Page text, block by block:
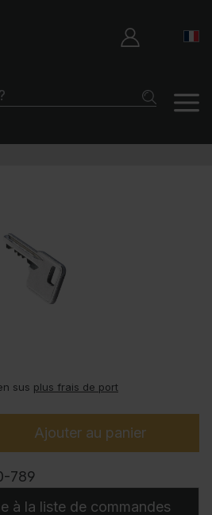
sus plus frais de port
Ajouter au panier
789
à la liste de commandes